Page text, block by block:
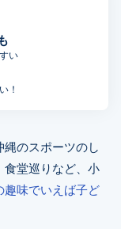
い
！
のスポーツのし
堂巡りなど、小
趣味でいえば子ど